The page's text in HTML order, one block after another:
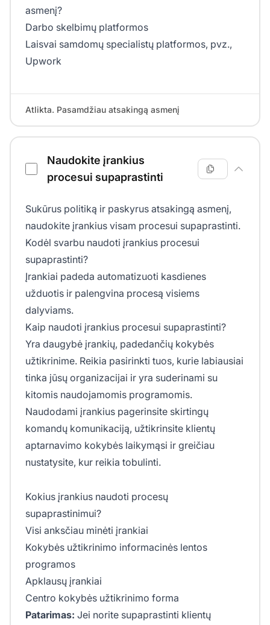
asmenį?
Darbo skelbimų platformos
Laisvai samdomų specialistų platformos, pvz.,
Upwork
Atlikta. Pasamdžiau atsakingą asmenį
Naudokite įrankius
procesui supaprastinti
Sukūrus politiką ir paskyrus atsakingą asmenį,
naudokite įrankius visam procesui supaprastinti.
Kodėl svarbu naudoti įrankius procesui
supaprastinti?
Įrankiai padeda automatizuoti kasdienes
užduotis ir palengvina procesą visiems
dalyviams.
Kaip naudoti įrankius procesui supaprastinti?
Yra daugybė įrankių, padedančių kokybės
užtikrinime. Reikia pasirinkti tuos, kurie labiausiai
tinka jūsų organizacijai ir yra suderinami su
kitomis naudojamomis programomis.
Naudodami įrankius pagerinsite skirtingų
komandų komunikaciją, užtikrinsite klientų
aptarnavimo kokybės laikymąsi ir greičiau
nustatysite, kur reikia tobulinti.
Kokius įrankius naudoti procesų
supaprastinimui?
Visi anksčiau minėti įrankiai
Kokybės užtikrinimo informacinės lentos
programos
Apklausų įrankiai
Centro kokybės užtikrinimo forma
Patarimas: Jei norite supaprastinti klientų